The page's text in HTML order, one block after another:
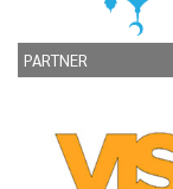
PARTNER